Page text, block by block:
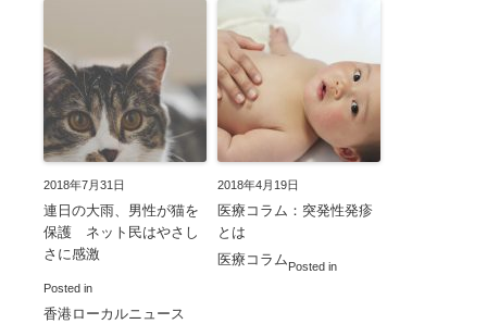
2018年7月31日
連日の大雨、男性が猫を
保護 ネット民はやさし
さに感激
Posted in
香港ローカルニュース
2018年4月19日
医療コラム：突発性発疹
とは
Posted in
医療コラム